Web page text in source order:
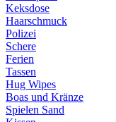
Keksdose
Haarschmuck
Polizei
Schere
Ferien
Tassen
Hug Wipes
Boas und Kränze
Spielen Sand